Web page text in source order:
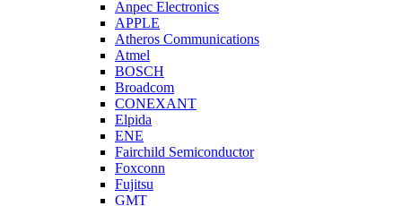
Anpec Electronics
APPLE
Atheros Communications
Atmel
BOSCH
Broadcom
CONEXANT
Elpida
ENE
Fairchild Semiconductor
Foxconn
Fujitsu
GMT